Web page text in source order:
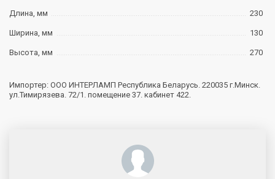
Длина, мм 230
Ширина, мм 130
Высота, мм 270
Импортер: ООО ИНТЕРЛАМП Республика Беларусь. 220035 г.Минск.
ул.Тимирязева. 72/1. помещение 37. кабинет 422.